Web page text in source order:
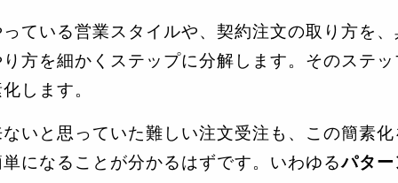
ている営業スタイルや、契約注文の取り方を
方を細かくステップに分解します。そのステ
します。
いと思っていた難しい注文受注も、この簡素
になることが分かるはずです。いわゆるパタ